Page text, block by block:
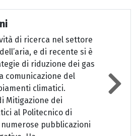
di ricerca nel settore
e di recente si è
di riduzione dei gas
comunicazione del
climatici.
Mitigazione dei
al Politecnico di
pubblicazioni